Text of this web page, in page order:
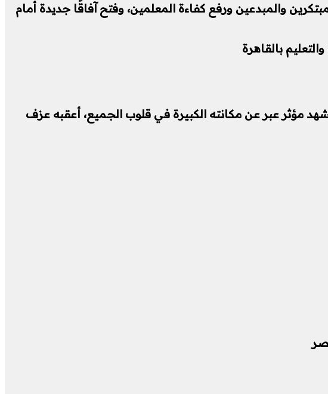
والمبدعين ورفع كفاءة المعلمين، وفتح آفاقًا جديدة أمام
بالقاهرة
مؤثر عبر عن مكانته الكبيرة في قلوب الجميع، أعقبه عزف